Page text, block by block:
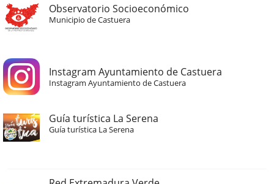
Observatorio Socioeconómico
Municipio de Castuera
Instagram Ayuntamiento de Castuera
Instagram Ayuntamiento de Castuera
Guía turística La Serena
Guía turística La Serena